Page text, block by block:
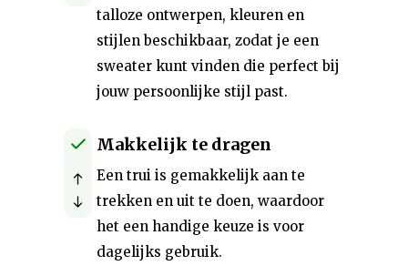
talloze ontwerpen, kleuren en
stijlen beschikbaar, zodat je een
sweater kunt vinden die perfect bij
jouw persoonlijke stijl past.
Makkelijk te dragen
Een trui is gemakkelijk aan te
trekken en uit te doen, waardoor
het een handige keuze is voor
dagelijks gebruik.